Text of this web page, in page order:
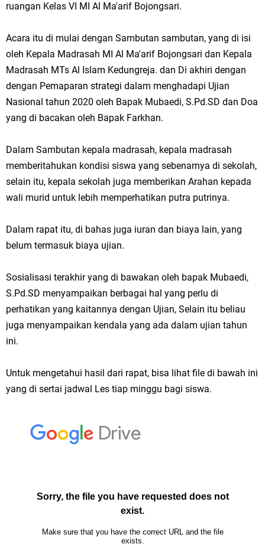
ruangan Kelas VI MI Al Ma'arif Bojongsari.
Acara itu di mulai dengan Sambutan sambutan, yang di isi
oleh Kepala Madrasah MI Al Ma'arif Bojongsari dan Kepala
Madrasah MTs Al Islam Kedungreja. dan Di akhiri dengan
dengan Pemaparan strategi dalam menghadapi Ujian
Nasional tahun 2020 oleh Bapak Mubaedi, S.Pd.SD dan Doa
yang di bacakan oleh Bapak Farkhan.
Dalam Sambutan kepala madrasah, kepala madrasah
memberitahukan kondisi siswa yang sebenarnya di sekolah,
selain itu, kepala sekolah juga memberikan Arahan kepada
wali murid untuk lebih memperhatikan putra putrinya.
Dalam rapat itu, di bahas juga iuran dan biaya lain, yang
belum termasuk biaya ujian.
Sosialisasi terakhir yang di bawakan oleh bapak Mubaedi,
S.Pd.SD menyampaikan berbagai hal yang perlu di
perhatikan yang kaitannya dengan Ujian, Selain itu beliau
juga menyampaikan kendala yang ada dalam ujian tahun
ini.
Untuk mengetahui hasil dari rapat, bisa lihat file di bawah ini
yang di sertai jadwal Les tiap minggu bagi siswa.